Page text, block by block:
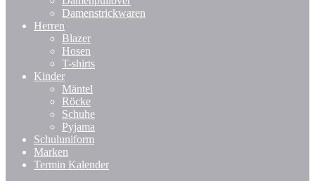
Damenstrickwaren
Herren
Blazer
Hosen
T-shirts
Kinder
Mäntel
Röcke
Schuhe
Pyjama
Schuluniform
Marken
Termin Kalender